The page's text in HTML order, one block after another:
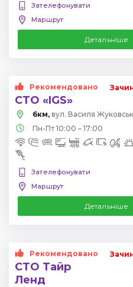
Зателефонувати
Маршрут
Детальніше
Рекомендовано
СТО «IGS»
6км, вул. Василя
Пн-Пт 10:00 – 17:00
Зателефонувати
Маршрут
Детальніше
Рекомендовано
СТО Тайр
Ленд